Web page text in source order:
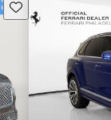
Guarda este Aviso